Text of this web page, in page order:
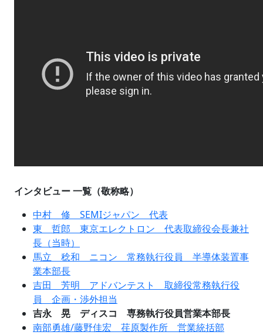
インタビュー 一覧（敬称略）
中村 修 SEMIジャパン 代表
東 哲郎 東京エレクトロン 代表取締役会長兼社
長（当時）
馬立 稔和 ニコン 常務執行役員 半導体装置事
業本部長
吉田 芳明 アドバンテスト 取締役常務執行役
員 企画・渉外担当
吉永 晃 ディスコ 専務執行役員営業本部長
南部勇雄/藤野佳宏 荏原製作所 営業統括部